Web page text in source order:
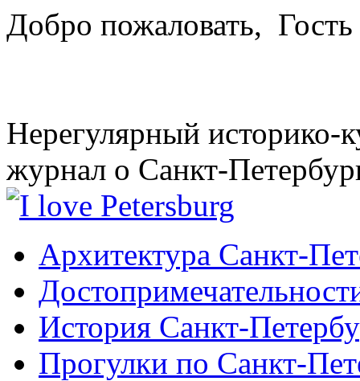
Добро пожаловать, Гость
Нерегулярный историко-
журнал о Санкт-
Архитектура Санкт-
История Санкт-
Прогулки по Санкт-